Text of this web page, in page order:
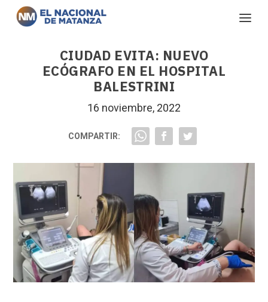
CIUDAD EVITA: NUEVO
ECÓGRAFO EN EL HOSPITAL
BALESTRINI
16 noviembre, 2022
COMPARTIR: